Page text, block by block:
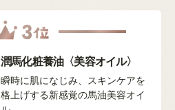
潤馬化粧養油〈美容オイル〉
瞬時に肌になじみ、スキンケアを
格上げする新感覚の馬油美容オイ